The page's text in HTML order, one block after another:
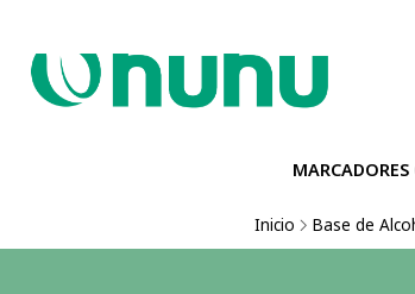
Inicio Base de